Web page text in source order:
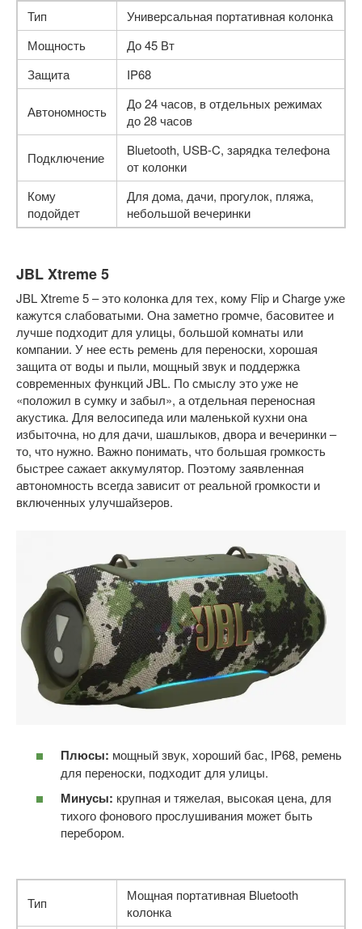
Тип
Универсальная портативная колонка
Мощность
До 45 Вт
Защита
IP68
Автономность
До 24 часов, в отдельных режимах
до 28 часов
Подключение
Bluetooth, USB-C, зарядка телефона
от колонки
Кому
подойдет
Для дома, дачи, прогулок, пляжа,
небольшой вечеринки
JBL Xtreme 5
JBL Xtreme 5 – это колонка для тех, кому Flip и Charge уже
кажутся слабоватыми. Она заметно громче, басовитее и
лучше подходит для улицы, большой комнаты или
компании. У нее есть ремень для переноски, хорошая
защита от воды и пыли, мощный звук и поддержка
современных функций JBL. По смыслу это уже не
«положил в сумку и забыл», а отдельная переносная
акустика. Для велосипеда или маленькой кухни она
избыточна, но для дачи, шашлыков, двора и вечеринки –
то, что нужно. Важно понимать, что большая громкость
быстрее сажает аккумулятор. Поэтому заявленная
автономность всегда зависит от реальной громкости и
включенных улучшайзеров.
Плюсы: мощный звук, хороший бас, IP68, ремень
для переноски, подходит для улицы.
Минусы: крупная и тяжелая, высокая цена, для
тихого фонового прослушивания может быть
перебором.
Тип
Мощная портативная Bluetooth
колонка